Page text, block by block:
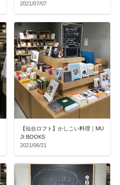
2021/07/07
【仙台ロフト】かしこい料理｜MU
JI BOOKS
2021/06/21